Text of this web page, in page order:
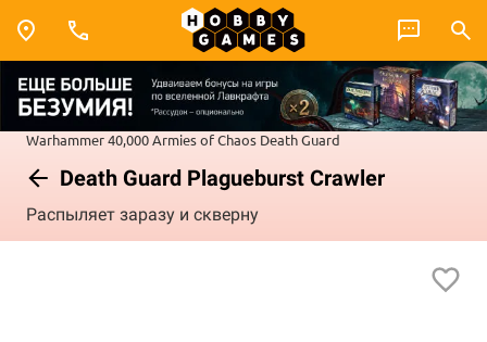
Warhammer 40,000Armies of Chaos Death Guard
Death Guard Plagueburst Crawler
Распыляет заразу и скверну